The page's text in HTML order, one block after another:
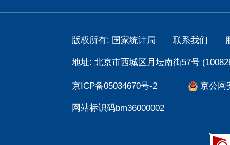
版权所有: 国家统计局 联系我们
地址: 北京市西城区月坛南街57号
京ICP备05034670号-2 京公网
网站标识码bm36000002